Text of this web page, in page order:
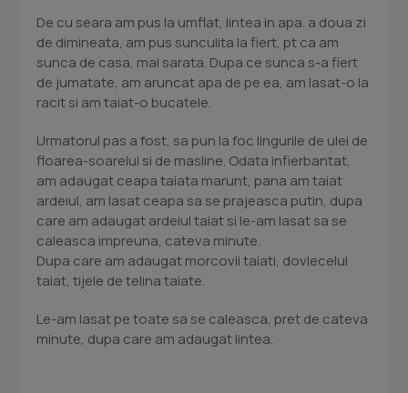
De cu seara am pus la umflat, lintea in apa. a doua zi
de dimineata, am pus sunculita la fiert, pt ca am
sunca de casa, mai sarata. Dupa ce sunca s-a fiert
de jumatate, am aruncat apa de pe ea, am lasat-o la
racit si am taiat-o bucatele.
Urmatorul pas a fost, sa pun la foc lingurile de ulei de
floarea-soarelui si de masline. Odata infierbantat,
am adaugat ceapa taiata marunt, pana am taiat
ardeiul, am lasat ceapa sa se prajeasca putin, dupa
care am adaugat ardeiul taiat si le-am lasat sa se
caleasca impreuna, cateva minute.
Dupa care am adaugat morcovii taiati, dovlecelul
taiat, tijele de telina taiate.
Le-am lasat pe toate sa se caleasca, pret de cateva
minute, dupa care am adaugat lintea.